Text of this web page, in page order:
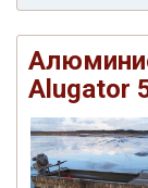
Alugator